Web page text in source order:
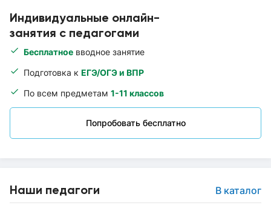
Индивидуальные онлайн-
занятия с педагогами
Бесплатное вводное занятие
Подготовка к ЕГЭ/ОГЭ и ВПР
По всем предметам 1-11 классов
Попробовать бесплатно
Наши педагоги В каталог